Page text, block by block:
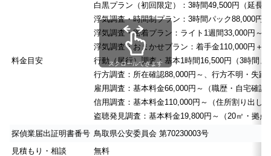
料金目安
白黒プラン（初回限定）：3時間49,500円（延長
浮気調査・時間制プラン：3時間パック88,000円
浮気調査・密着プラン：ライト1週間33,000円～
浮気調査・おまかせプラン：着手金110,000円＋
行動（尾行）調査：基本1時間16,500円（3時間
行方調査：所在確認88,000円～、行方不明・失踪
雇用調査：基本料金66,000円～（職歴・自宅確認
信用調査：基本料金110,000円～（住所割り出し
盗聴発見調査：基本料金19,800円～（20㎡・拠
探偵業届出証明書番号 鳥取県公安委員会 第70230003号
見積もり・相談
無料
スクロールできます